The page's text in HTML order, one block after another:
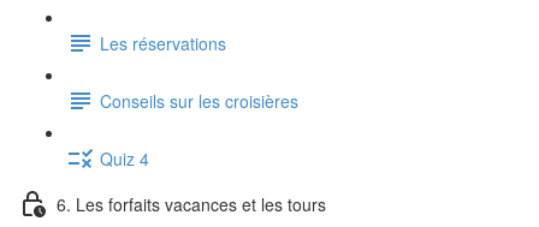
Les réservations
Conseils sur les croisières
Quiz 4
6. Les forfaits vacances et les tours